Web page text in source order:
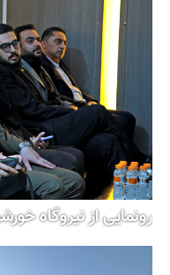
رونمایی از نیروگاه